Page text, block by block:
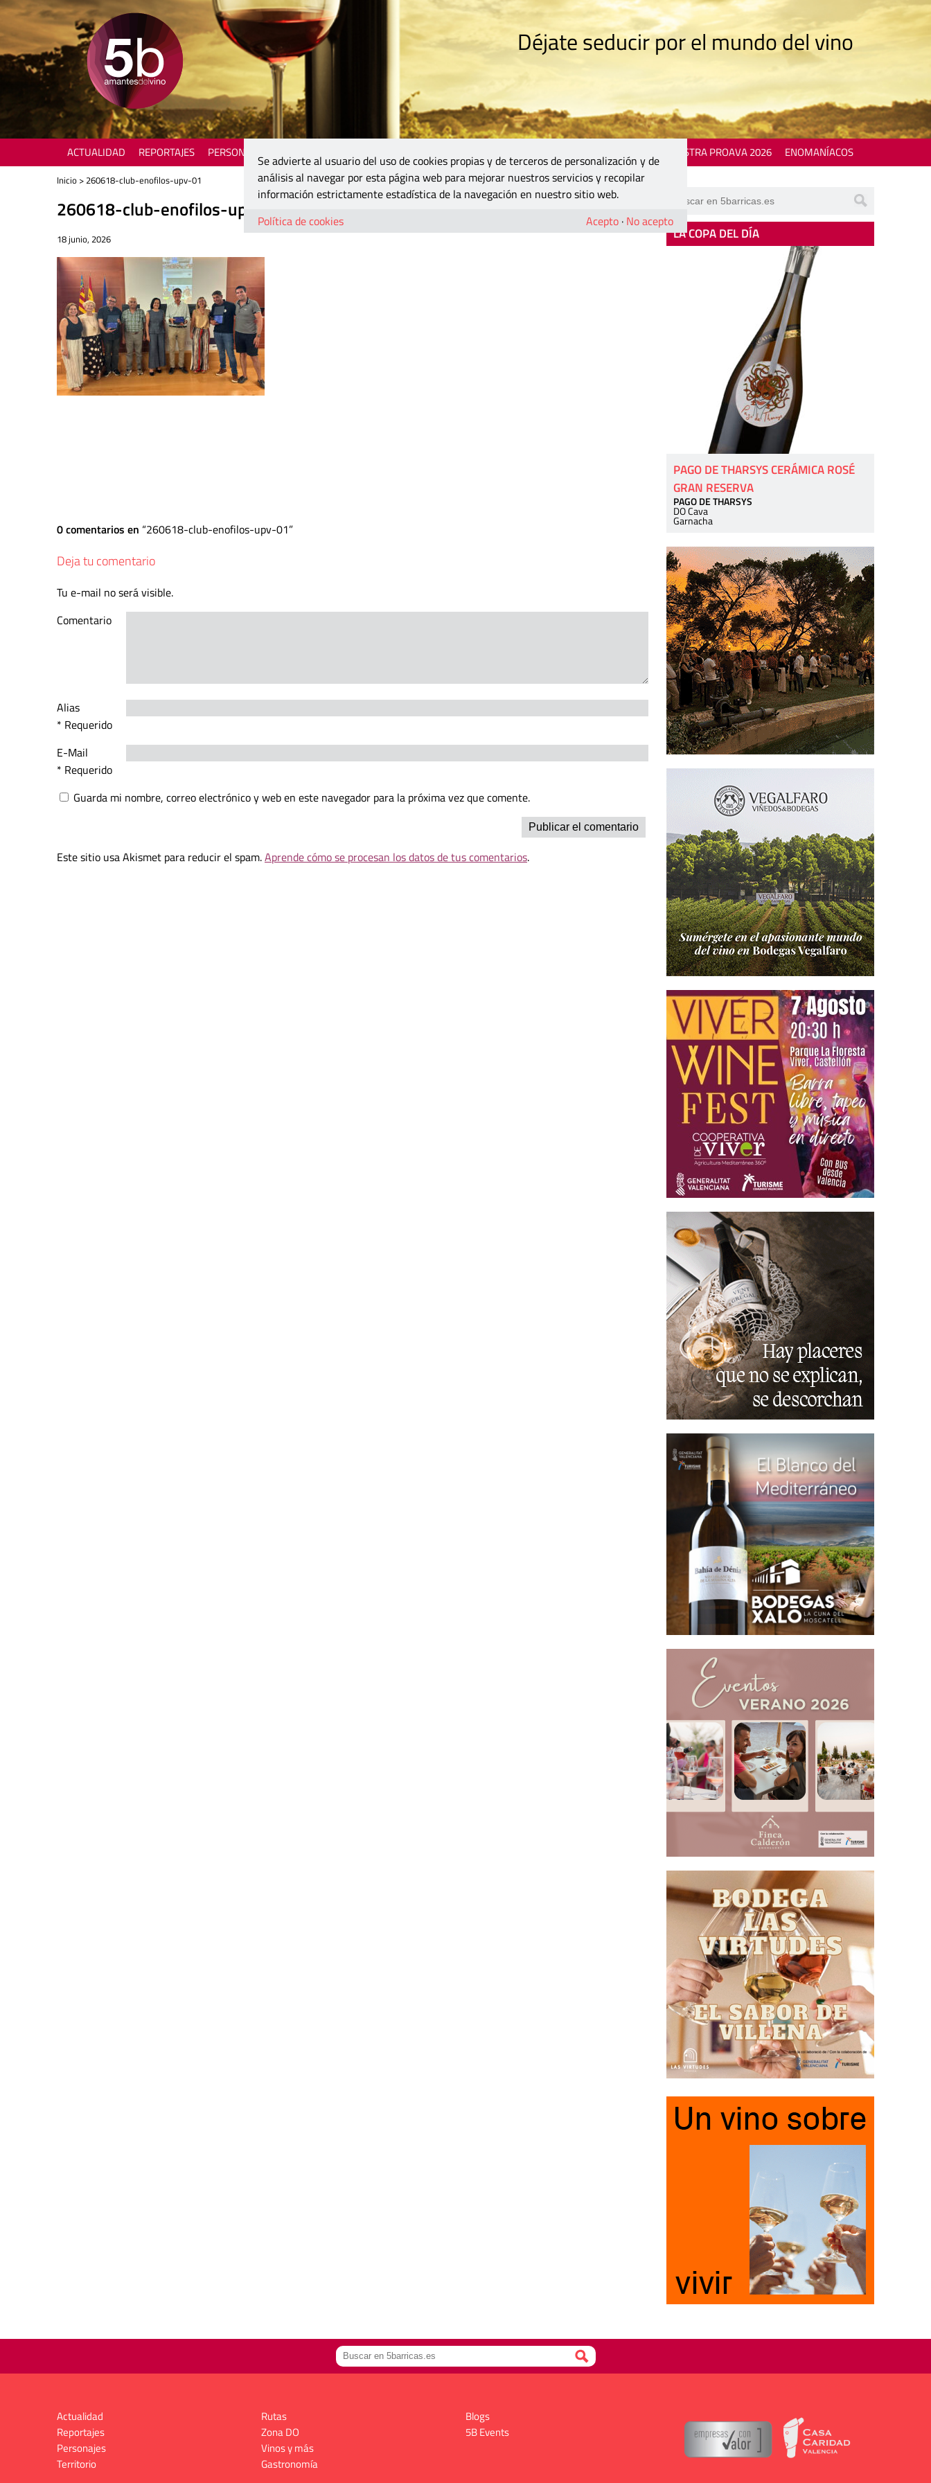
Déjate seducir por el mundo del vino
ACTUALIDAD REPORTAJES PERSONAJES MOSTRA PROAVA 2026 ENOMANÍACOS
Inicio > 260618-club-enofilos-upv-01
260618-club-enofilos-upv-01
18 junio, 2026
0 comentarios en 260618-club-enofilos-upv-01
Deja tu comentario
Tu e-mail no será visible.
Comentario
Alias
* Requerido
E-Mail
* Requerido
Guarda mi nombre, correo electrónico y web en este navegador para la próxima vez que comente.
Este sitio usa Akismet para reducir el spam.Aprende cómo se procesan los datos de tus comentarios.
LA COPA DEL DÍA
PAGO DE THARSYS CERÁMICA ROSÉ
GRAN RESERVA
PAGO DE THARSYS
DO Cava
Garnacha
Actualidad
Reportajes
Personajes
Territorio
Rutas
Zona DO
Vinos y más
Gastronomía
Blogs
5B Events
Se advierte al usuario del uso de cookies propias y de terceros de personalización y de
análisis al navegar por esta página web para mejorar nuestros servicios y recopilar
información estrictamente estadística de la navegación en nuestro sitio web.
Política de cookies
Acepto · No acepto